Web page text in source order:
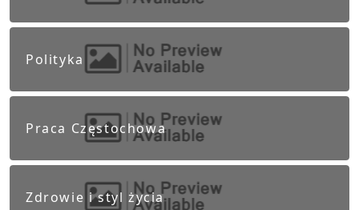
Polityka
Praca Częstochowa
Zdrowie i styl życia